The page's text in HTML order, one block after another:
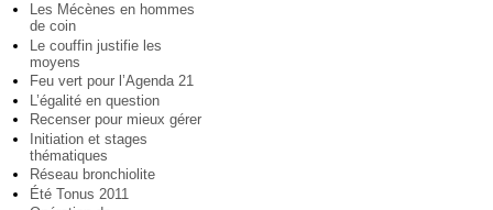
Les Mécènes en hommes
de coin
Le couffin justifie les
moyens
Feu vert pour l’Agenda 21
L’égalité en question
Recenser pour mieux gérer
Initiation et stages
thématiques
Réseau bronchiolite
Été Tonus 2011